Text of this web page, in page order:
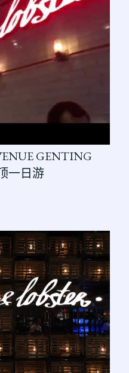
GENTING
一日游